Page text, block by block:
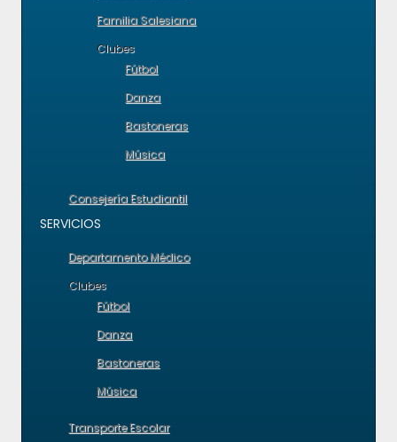
Familia Salesiana
Clubes
Fútbol
Danza
Bastoneras
Música
Consejería Estudiantil
SERVICIOS
Departamento Médico
Clubes
Fútbol
Danza
Bastoneras
Música
Transporte Escolar